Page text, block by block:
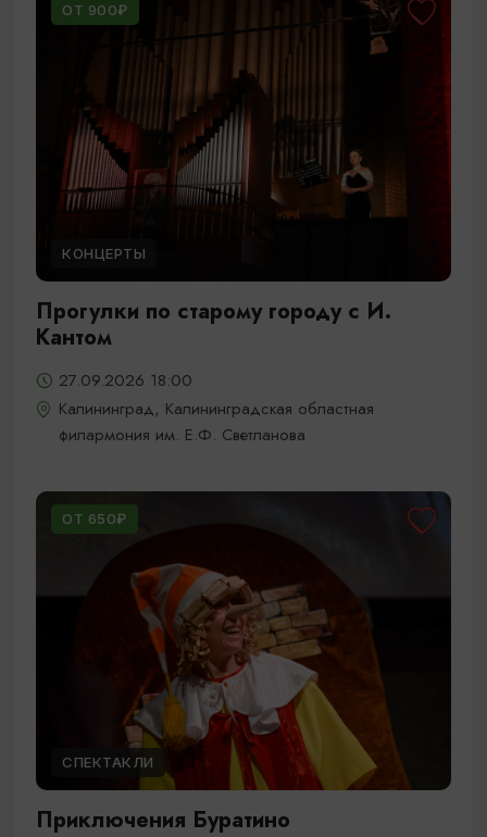
ОТ 900₽
КОНЦЕРТЫ
Прогулки по старому городу с И.
Кантом
27.09.2026 18:00
Калининград, Калининградская областная
филармония им. Е.Ф. Светланова
ОТ 650₽
СПЕКТАКЛИ
Приключения Буратино